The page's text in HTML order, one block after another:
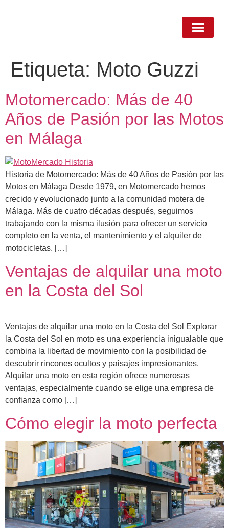
Etiqueta: Moto Guzzi
Motomercado: Más de 40
Años de Pasión por las Motos
en Málaga
Historia de Motomercado: Más de 40 Años de Pasión por las
Motos en Málaga Desde 1979, en Motomercado hemos
crecido y evolucionado junto a la comunidad motera de
Málaga. Más de cuatro décadas después, seguimos
trabajando con la misma ilusión para ofrecer un servicio
completo en la venta, el mantenimiento y el alquiler de
motocicletas. […]
Ventajas de alquilar una moto
en la Costa del Sol
Ventajas de alquilar una moto en la Costa del Sol Explorar
la Costa del Sol en moto es una experiencia inigualable que
combina la libertad de movimiento con la posibilidad de
descubrir rincones ocultos y paisajes impresionantes.
Alquilar una moto en esta región ofrece numerosas
ventajas, especialmente cuando se elige una empresa de
confianza como […]
Cómo elegir la moto perfecta